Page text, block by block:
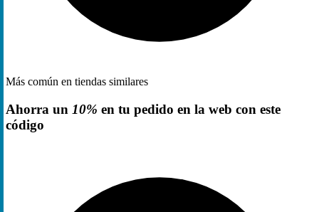
Más común en tiendas similares
Ahorra un 10% en tu pedido en la web con este
código